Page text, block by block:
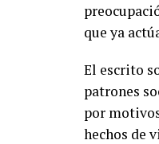
que ya
El escrito
patrones
por
hechos de